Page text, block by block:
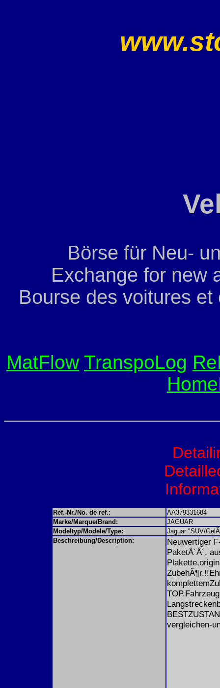
Börse für Neu-
Exchange for new
Bourse des voitures
MatFlow TranspoLog
Ref.-Nr./No. de ref.:
AA379331684
Marke/Marque/Brand:
JAGUAR
Modeltyp/Modele/Type:
Jaguar "SUV/
Beschreibung/Description:
Neuwertiger
PaketÂ´Â´,
vergleichen-